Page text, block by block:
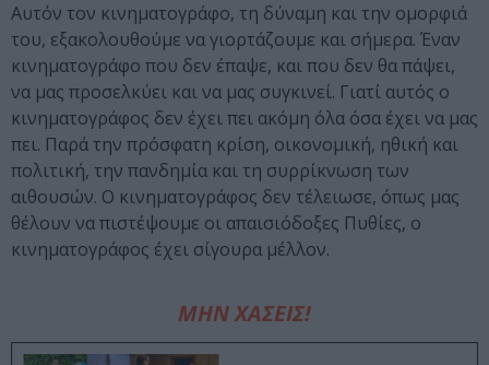
Αυτόν τον κινηματογράφο, τη δύναμη και την ομορφιά
του, εξακολουθούμε να γιορτάζουμε και σήμερα. Έναν
κινηματογράφο που δεν έπαψε, και που δεν θα πάψει,
να μας προσελκύει και να μας συγκινεί. Γιατί αυτός ο
κινηματογράφος δεν έχει πει ακόμη όλα όσα έχει να μας
πει. Παρά την πρόσφατη κρίση, οικονομική, ηθική και
πολιτική, την πανδημία και τη συρρίκνωση των
αιθουσών. Ο κινηματογράφος δεν τέλειωσε, όπως μας
θέλουν να πιστέψουμε οι απαισιόδοξες Πυθίες, ο
κινηματογράφος έχει σίγουρα μέλλον.
ΜΗΝ ΧΑΣΕΙΣ!